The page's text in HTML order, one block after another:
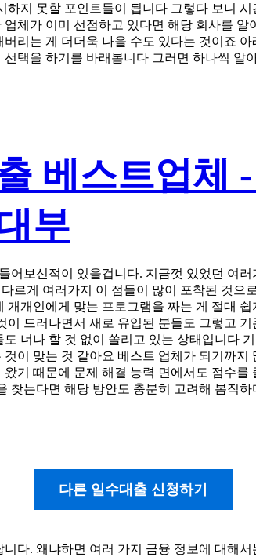
하지 못할 포인트들이 됩니다 그렇다 보니
체가 이미 선점하고 있다면 해당 회사를 알
리는 게 더더욱 나을 수도 있다는 것이죠 아
선택을 하기를 바래봅니다 그러면 하나씩 알
베스트업체
부
어보신적이 있을겁니다. 지금껏 있었던 여
르게 여러가지 이 점들이 많이 포착된 것으
개개인에게 맞는 프로그램을 짜는 게 절대
이 드러나면서 새로 유입된 분들도 그렇고
도 너나 할 것 없이 쏠리고 있는 상태입니다
것이 맞는 것 같아요 베스트 업체가 되기까지
기 때문에 문제 해결 능력 면에서도 점수를
찾는다면 해당 방안도 충분히 고려해 봄직하
다른 일수대출 신청하기
니다. 왜냐하면 여러 가지 금융 정보에 대해